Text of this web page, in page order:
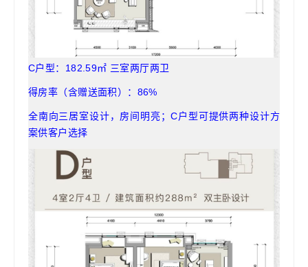
C户型：182.59㎡ 三室两厅两卫
得房率（含赠送面积）：86%
全南向三居室设计，房间明亮；C户型可提供两种设计方
案供客户选择